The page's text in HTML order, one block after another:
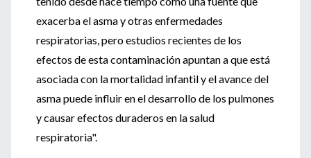
exacerba el asma y otras enfermedades
respiratorias, pero estudios recientes de los
efectos de esta contaminación apuntan a que está
asociada con la mortalidad infantil y el avance del
asma puede influir en el desarrollo de los pulmones
y causar efectos duraderos en la salud
respiratoria".